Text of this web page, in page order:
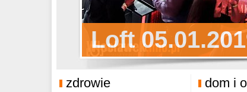
Loft
Sylwester
Sylwester
31.12.2018
zdrowie dom i